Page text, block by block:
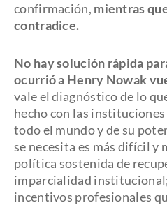
confirmación, mientras
contradice.
No hay solución rápida
ocurrió a Henry Nowak
vale el diagnóstico de lo
hecho con las
todo el mundo y de su
se necesita es más difícil y
política sostenida de
imparcialidad
incentivos profesionales